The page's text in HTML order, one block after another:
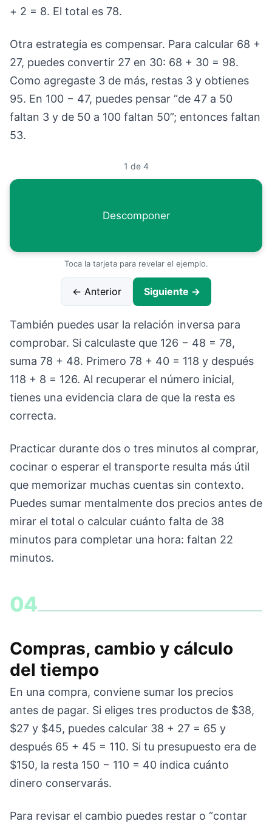
+ 2 = 8. El total es 78.
Otra estrategia es compensar. Para calcular 68 +
27, puedes convertir 27 en 30: 68 + 30 = 98.
Como agregaste 3 de más, restas 3 y obtienes
95. En 100 − 47, puedes pensar “de 47 a 50
faltan 3 y de 50 a 100 faltan 50”; entonces faltan
53.
1 de 4
Descomponer
Toca la tarjeta para revelar el ejemplo.
← Anterior Siguiente →
También puedes usar la relación inversa para
comprobar. Si calculaste que 126 − 48 = 78,
suma 78 + 48. Primero 78 + 40 = 118 y después
118 + 8 = 126. Al recuperar el número inicial,
tienes una evidencia clara de que la resta es
correcta.
Practicar durante dos o tres minutos al comprar,
cocinar o esperar el transporte resulta más útil
que memorizar muchas cuentas sin contexto.
Puedes sumar mentalmente dos precios antes de
mirar el total o calcular cuánto falta de 38
minutos para completar una hora: faltan 22
minutos.
04
Compras, cambio y cálculo
del tiempo
En una compra, conviene sumar los precios
antes de pagar. Si eliges tres productos de $38,
$27 y $45, puedes calcular 38 + 27 = 65 y
después 65 + 45 = 110. Si tu presupuesto era de
$150, la resta 150 − 110 = 40 indica cuánto
dinero conservarás.
Para revisar el cambio puedes restar o “contar